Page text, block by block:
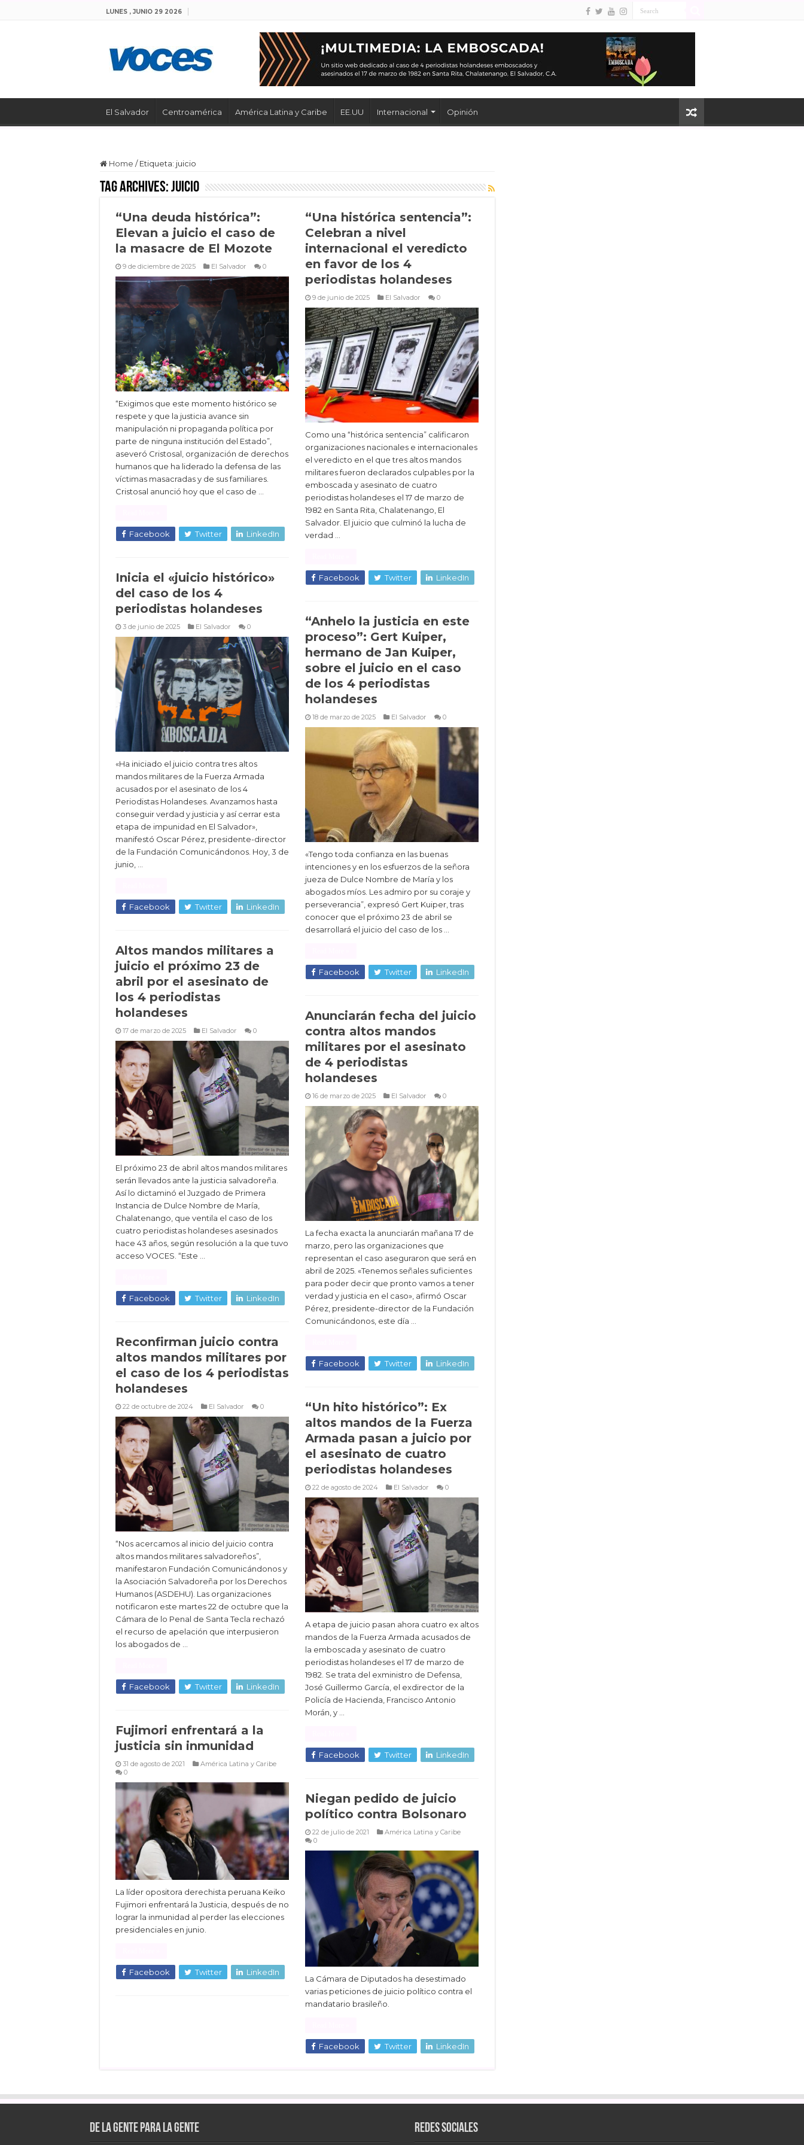
LUNES , JUNIO 29 2026
El Salvador Centroamérica América Latina y Caribe EE.UU Internacional Opinión
Home / Etiqueta: juicio
Tag Archives:juicio
“Una deuda histórica”:
Elevan a juicio el caso de
la masacre de El Mozote
9 de diciembre de 2025 El Salvador 0
“Exigimos que este momento histórico se
respete y que la justicia avance sin
manipulación ni propaganda política por
parte de ninguna institución del Estado”,
aseveró Cristosal, organización de derechos
humanos que ha liderado la defensa de las
víctimas masacradas y de sus familiares.
Cristosal anunció hoy que el caso de …
Facebook Twitter LinkedIn
“Una histórica sentencia”:
Celebran a nivel
internacional el veredicto
en favor de los 4
periodistas holandeses
9 de junio de 2025 El Salvador 0
Como una “histórica sentencia” calificaron
organizaciones nacionales e internacionales
el veredicto en el que tres altos mandos
militares fueron declarados culpables por la
emboscada y asesinato de cuatro
periodistas holandeses el 17 de marzo de
1982 en Santa Rita, Chalatenango, El
Salvador. El juicio que culminó la lucha de
verdad …
Facebook Twitter LinkedIn
Inicia el «juicio histórico»
del caso de los 4
periodistas holandeses
3 de junio de 2025 El Salvador 0
«Ha iniciado el juicio contra tres altos
mandos militares de la Fuerza Armada
acusados por el asesinato de los 4
Periodistas Holandeses. Avanzamos hasta
conseguir verdad y justicia y así cerrar esta
etapa de impunidad en El Salvador»,
manifestó Oscar Pérez, presidente-director
de la Fundación Comunicándonos. Hoy, 3 de
junio, …
Facebook Twitter LinkedIn
“Anhelo la justicia en este
proceso”: Gert Kuiper,
hermano de Jan Kuiper,
sobre el juicio en el caso
de los 4 periodistas
holandeses
18 de marzo de 2025 El Salvador 0
«Tengo toda confianza en las buenas
intenciones y en los esfuerzos de la señora
jueza de Dulce Nombre de María y los
abogados míos. Les admiro por su coraje y
perseverancia”, expresó Gert Kuiper, tras
conocer que el próximo 23 de abril se
desarrollará el juicio del caso de los …
Facebook Twitter LinkedIn
Altos mandos militares a
juicio el próximo 23 de
abril por el asesinato de
los 4 periodistas
holandeses
17 de marzo de 2025 El Salvador 0
El próximo 23 de abril altos mandos militares
serán llevados ante la justicia salvadoreña.
Así lo dictaminó el Juzgado de Primera
Instancia de Dulce Nombre de María,
Chalatenango, que ventila el caso de los
cuatro periodistas holandeses asesinados
hace 43 años, según resolución a la que tuvo
acceso VOCES. “Este …
Facebook Twitter LinkedIn
Anunciarán fecha del juicio
contra altos mandos
militares por el asesinato
de 4 periodistas
holandeses
16 de marzo de 2025 El Salvador 0
La fecha exacta la anunciarán mañana 17 de
marzo, pero las organizaciones que
representan el caso aseguraron que será en
abril de 2025. «Tenemos señales suficientes
para poder decir que pronto vamos a tener
verdad y justicia en el caso», afirmó Oscar
Pérez, presidente-director de la Fundación
Comunicándonos, este día …
Facebook Twitter LinkedIn
Reconfirman juicio contra
altos mandos militares por
el caso de los 4 periodistas
holandeses
22 de octubre de 2024 El Salvador 0
“Nos acercamos al inicio del juicio contra
altos mandos militares salvadoreños”,
manifestaron Fundación Comunicándonos y
la Asociación Salvadoreña por los Derechos
Humanos (ASDEHU). Las organizaciones
notificaron este martes 22 de octubre que la
Cámara de lo Penal de Santa Tecla rechazó
el recurso de apelación que interpusieron
los abogados de …
Facebook Twitter LinkedIn
“Un hito histórico”: Ex
altos mandos de la Fuerza
Armada pasan a juicio por
el asesinato de cuatro
periodistas holandeses
22 de agosto de 2024 El Salvador 0
A etapa de juicio pasan ahora cuatro ex altos
mandos de la Fuerza Armada acusados de
la emboscada y asesinato de cuatro
periodistas holandeses el 17 de marzo de
1982. Se trata del exministro de Defensa,
José Guillermo García, el exdirector de la
Policía de Hacienda, Francisco Antonio
Morán, y …
Facebook Twitter LinkedIn
Fujimori enfrentará a la
justicia sin inmunidad
31 de agosto de 2021
América Latina y Caribe
0
La líder opositora derechista peruana Keiko
Fujimori enfrentará la Justicia, después de no
lograr la inmunidad al perder las elecciones
presidenciales en junio.
Facebook Twitter LinkedIn
Niegan pedido de juicio
político contra Bolsonaro
22 de julio de 2021
América Latina y Caribe
0
La Cámara de Diputados ha desestimado
varias peticiones de juicio político contra el
mandatario brasileño.
Facebook Twitter LinkedIn
De la gente para la gente Redes sociales